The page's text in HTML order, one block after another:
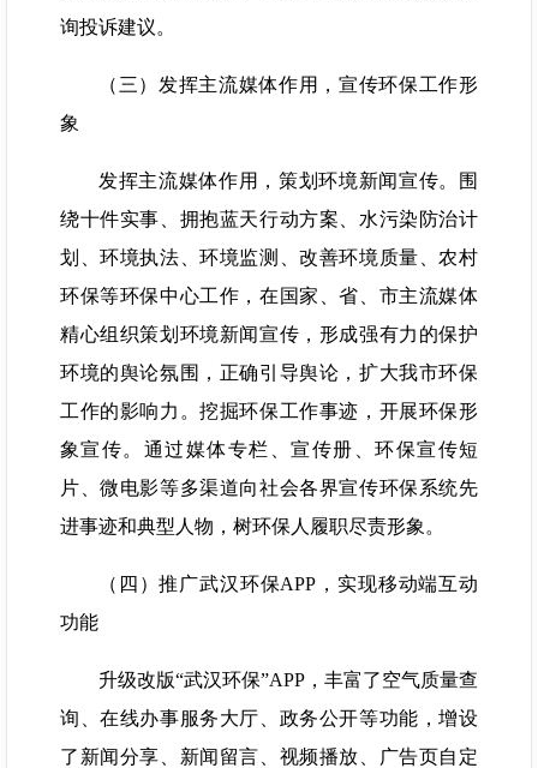
询投诉建议。
（三）发挥主流媒体作用，宣传环保工作形
象
发挥主流媒体作用，策划环境新闻宣传。围
绕十件实事、拥抱蓝天行动方案、水污染防治计
划、环境执法、环境监测、改善环境质量、农村
环保等环保中心工作，在国家、省、市主流媒体
精心组织策划环境新闻宣传，形成强有力的保护
环境的舆论氛围，正确引导舆论，扩大我市环保
工作的影响力。挖掘环保工作事迹，开展环保形
象宣传。通过媒体专栏、宣传册、环保宣传短
片、微电影等多渠道向社会各界宣传环保系统先
进事迹和典型人物，树环保人履职尽责形象。
（四）推广武汉环保APP，实现移动端互动
功能
升级改版“武汉环保”APP，丰富了空气质量查
询、在线办事服务大厅、政务公开等功能，增设
了新闻分享、新闻留言、视频播放、广告页自定